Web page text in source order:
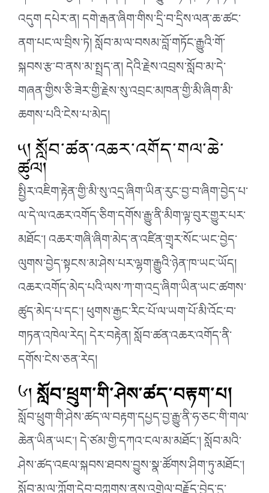
འདུག དཔེར་ན། དགེ་རྒན་ཞིག་གིས་དྲི་བ་དྲིས་ལན་ཆ་ཚང་
ནག་པང་ལ་བྲིས་ཏེ། སློབ་མ་ལ་བསམ་བློ་གཏོང་རྒྱུའི་གོ་
སྐབས་རྩ་བ་ནས་མ་སྤྲད་ན། དེའི་རྗེས་འབྲས་སློབ་མ་དེ་
གཞན་གྱིས་ཅི་ཟེར་གྱི་རྗེས་སུ་འབྲང་མཁན་གྱི་མི་ཞིག་མི་
ཆགས་པའི་ངེས་པ་མེད།
༥། སློབ་ཚན་འཆར་འགོད་གལ་ཆེ་
ཚུལ།
སྤྱིར་འཇིག་རྟེན་གྱི་མི་སུ་འདྲ་ཞིག་ཡིན་རུང་བྱ་བ་ཞིག་བྱེད་པ་
ལ་དེ་ལ་འཆར་འགོད་ཅིག་དགོས་རྒྱུ་ནི་མིག་ལྟ་བུར་གྱུར་པར་
མཐོང་། འཆར་གཞི་ཞིག་མེད་ན་འཛིན་གྲྭར་སོང་ཡང་བྱེད་
ལུགས་བྱེད་སྟངས་མ་ཤེས་པར་ལྷག་རྒྱུའི་ཉེན་ཁ་ཡང་ཡོད།
འཆར་འགོད་མེད་པའི་ལས་ཀ་ག་འདྲ་ཞིག་ཡིན་ཡང་ཚགས་
ཚུད་མེད་པ་དང་། ཕུགས་རྒྱང་རིང་པོ་ལ་ཡག་པོ་མི་འོང་བ་
གཏན་འཁེལ་རེད། དེར་བརྟེན། སློབ་ཚན་འཆར་འགོད་ནི་
དགོས་ངེས་ཅན་རེད།
༦།སློབ་ཕྲུག་གི་ཤེས་ཚད་བརྟག་པ།
སློབ་ཕྲུག་གི་ཤེས་ཚད་ལ་བརྟག་དཔྱད་བྱ་རྒྱུ་ནི་ཧ་ཅང་གི་གལ་
ཆེན་ཡིན་ཡང་། དེ་ཙམ་གྱི་དཀའ་ངལ་མ་མཐོང་། སློབ་མའི་
ཤེས་ཚད་འཇལ་སྐབས་ཐབས་བྱུས་སྣ་ཚོགས་ཤིག་ཏུ་མཐོང་།